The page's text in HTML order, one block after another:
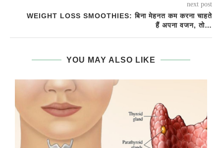
next post
WEIGHT LOSS SMOOTHIES: बिना मेहनत कम करना चाहते
हैं अपना वजन, तो…
YOU MAY ALSO LIKE